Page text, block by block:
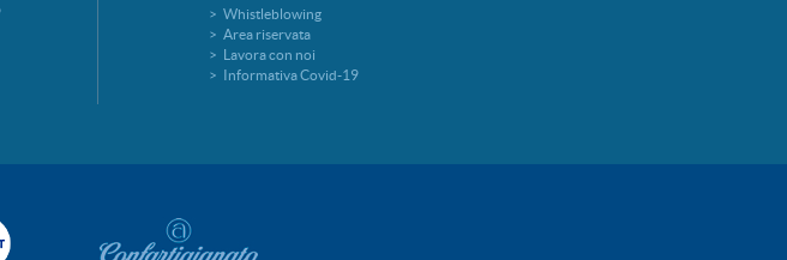
Whistleblowing
Area riservata
Lavora con noi
Informativa Covid-19